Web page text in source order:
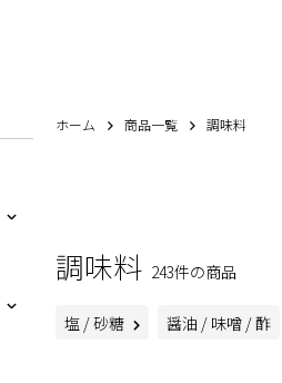
ホーム 商品一覧 調味料
調味料 243件の商品
塩 / 砂糖 醤油 / 味噌 / 酢